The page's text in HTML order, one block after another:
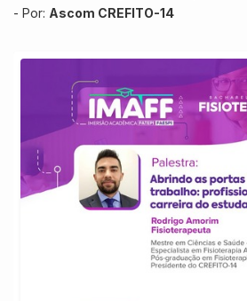
- Por: Ascom CREFITO-14